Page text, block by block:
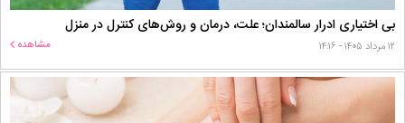
بی اختیاری ادرار سالمندان؛ علت، درمان و روش‌های کنترل در منزل
۱۲ مرداد ۱۴۰۵ - ۱۴:۱۶ مشاهده